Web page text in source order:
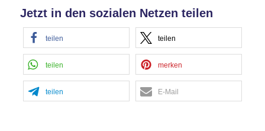
Jetzt in den sozialen Netzen teilen
teilen teilen
teilen merken
teilen E-Mail